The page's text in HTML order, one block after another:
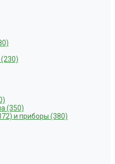
(350)
и приборы (380)